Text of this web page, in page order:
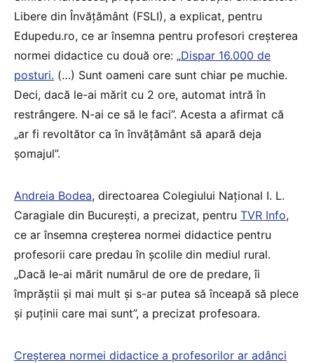
Libere din Învățământ (FSLI), a explicat, pentru
Edupedu.ro, ce ar însemna pentru profesori creșterea
normei didactice cu două ore: „Dispar 16.000 de
posturi. (…) Sunt oameni care sunt chiar pe muchie.
Deci, dacă le-ai mărit cu 2 ore, automat intră în
restrângere. N-ai ce să le faci”. Acesta a afirmat că
„ar fi revoltător ca în învățământ să apară deja
șomajul”.
Andreia Bodea, directoarea Colegiului Național I. L.
Caragiale din București, a precizat, pentru TVR Info,
ce ar însemna creșterea normei didactice pentru
profesorii care predau în școlile din mediul rural.
„Dacă le-ai mărit numărul de ore de predare, îi
împrăștii și mai mult și s-ar putea să înceapă să plece
și puținii care mai sunt”, a precizat profesoara.
Creșterea normei didactice a profesorilor ar adânci